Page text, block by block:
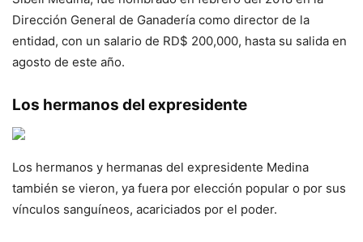
Dirección General de Ganadería como director de la
entidad, con un salario de RD$ 200,000, hasta su salida en
agosto de este año.
Los hermanos del expresidente
Los hermanos y hermanas del expresidente Medina
también se vieron, ya fuera por elección popular o por sus
vínculos sanguíneos, acariciados por el poder.